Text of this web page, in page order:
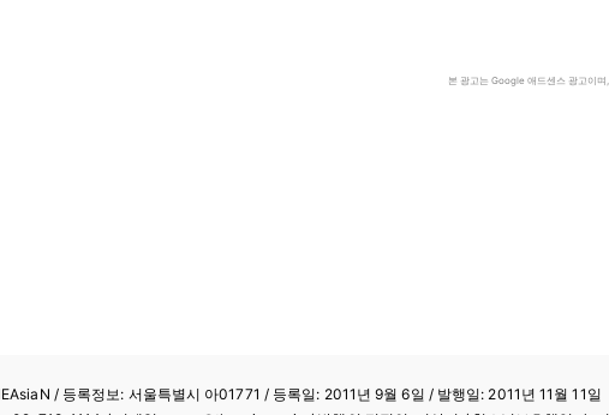
본 광고는 Google 애드센스 광고이며
/ 등록정보: 서울특별시 아01771 / 등록일: 2011년 9월 6일 / 발행일: 2011년 11월 11일